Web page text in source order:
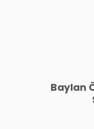
Baylan